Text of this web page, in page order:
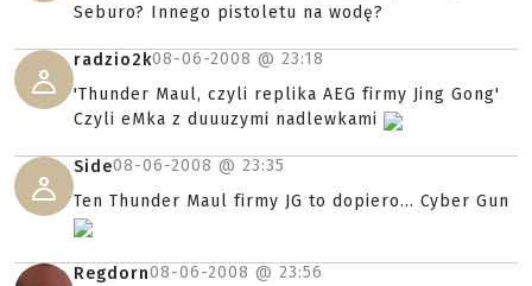
Seburo? Innego pistoletu na wodę?
radzio2k08-06-2008 @ 23:18
'Thunder Maul, czyli replika AEG firmy Jing Gong'
Czyli eMka z duuuzymi nadlewkami
Side08-06-2008 @ 23:35
Ten Thunder Maul firmy JG to dopiero... Cyber Gun
Regdorn08-06-2008 @ 23:56